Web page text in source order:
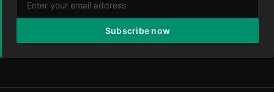
Subscribe now